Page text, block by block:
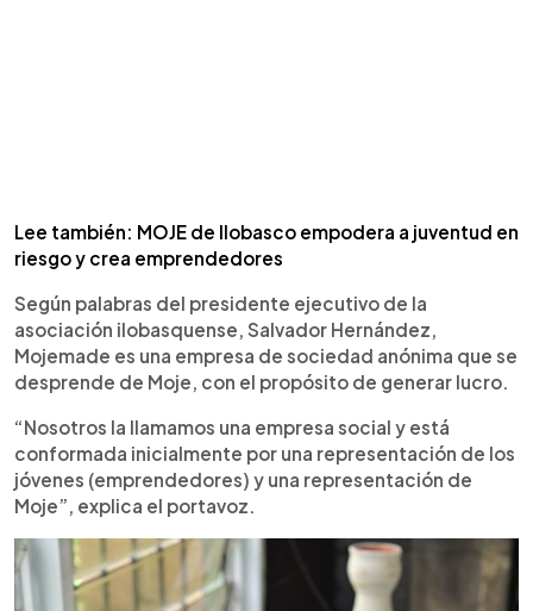
Lee también: MOJE de Ilobasco empodera a juventud en
riesgo y crea emprendedores
Según palabras del presidente ejecutivo de la
asociación ilobasquense, Salvador Hernández,
Mojemade es una empresa de sociedad anónima que se
desprende de Moje, con el propósito de generar lucro.
“Nosotros la llamamos una empresa social y está
conformada inicialmente por una representación de los
jóvenes (emprendedores) y una representación de
Moje”, explica el portavoz.